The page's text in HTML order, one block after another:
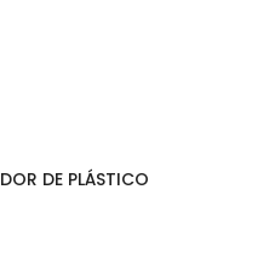
DE PLÁSTICO